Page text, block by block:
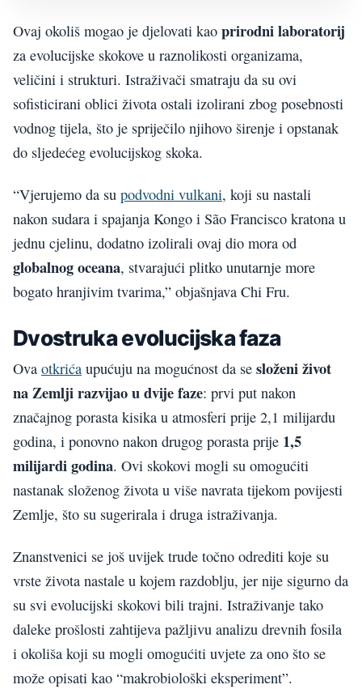
Ovaj okoliš mogao je djelovati kao prirodni laboratorij
za evolucijske skokove u raznolikosti organizama,
veličini i strukturi. Istraživači smatraju da su ovi
sofisticirani oblici života ostali izolirani zbog posebnosti
vodnog tijela, što je spriječilo njihovo širenje i opstanak
do sljedećeg evolucijskog skoka.
“Vjerujemo da su podvodni vulkani, koji su nastali
nakon sudara i spajanja Kongo i São Francisco kratona u
jednu cjelinu, dodatno izolirali ovaj dio mora od
globalnog oceana, stvarajući plitko unutarnje more
bogato hranjivim tvarima,” objašnjava Chi Fru.
Dvostruka evolucijska faza
Ova otkrića upućuju na mogućnost da se složeni život
na Zemlji razvijao u dvije faze: prvi put nakon
značajnog porasta kisika u atmosferi prije 2,1 milijardu
godina, i ponovno nakon drugog porasta prije 1,5
milijardi godina. Ovi skokovi mogli su omogućiti
nastanak složenog života u više navrata tijekom povijesti
Zemlje, što su sugerirala i druga istraživanja.
Znanstvenici se još uvijek trude točno odrediti koje su
vrste života nastale u kojem razdoblju, jer nije sigurno da
su svi evolucijski skokovi bili trajni. Istraživanje tako
daleke prošlosti zahtijeva pažljivu analizu drevnih fosila
i okoliša koji su mogli omogućiti uvjete za ono što se
može opisati kao “makrobiološki eksperiment”.